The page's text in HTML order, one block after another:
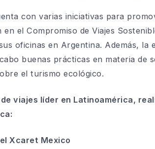
con varias iniciativas para
en el Compromiso de Viajes
oficinas en Argentina. Además, la
buenas prácticas en materia de
el turismo ecológico.
de viajes líder en Latinoamérica,
Xcaret Mexico